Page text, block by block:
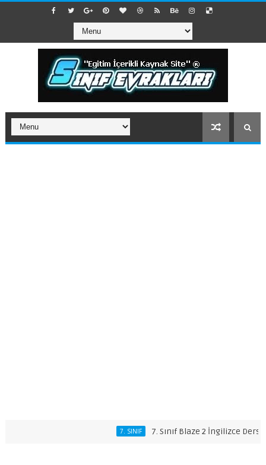
7. Sınıf Blaze 2 İngilizce Ders Kitabı